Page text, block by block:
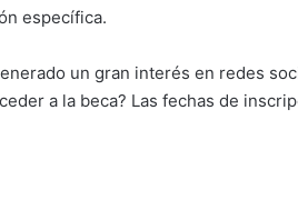
específica.
un gran interés en redes
a la beca? Las fechas de